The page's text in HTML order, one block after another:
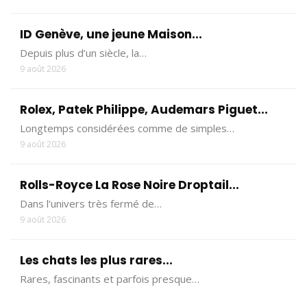
ID Genève, une jeune Maison...
Depuis plus d’un siècle, la…
9 août 2026
Rolex, Patek Philippe, Audemars Piguet...
Longtemps considérées comme de simples…
9 août 2026
Rolls-Royce La Rose Noire Droptail...
Dans l’univers très fermé de…
9 août 2026
Les chats les plus rares...
Rares, fascinants et parfois presque…